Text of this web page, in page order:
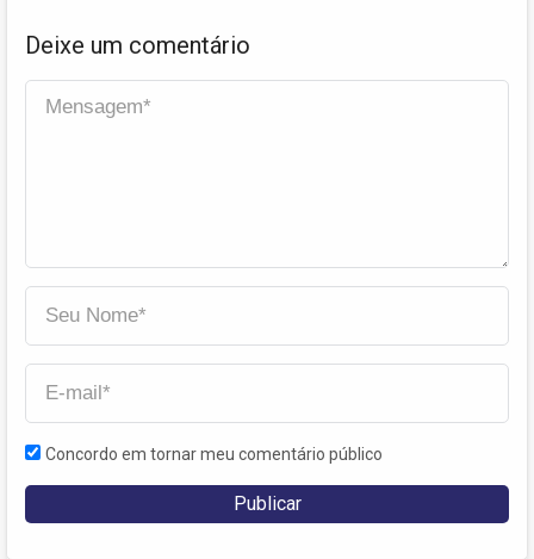
Deixe um comentário
Concordo em tornar meu comentário público